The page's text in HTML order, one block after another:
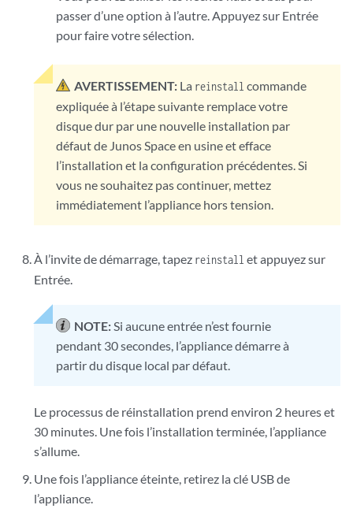
passer d’une option à l’autre. Appuyez sur Entrée
pour faire votre sélection.
AVERTISSEMENT: La reinstall commande
expliquée à l’étape suivante remplace votre
disque dur par une nouvelle installation par
défaut de Junos Space en usine et efface
l’installation et la configuration précédentes. Si
vous ne souhaitez pas continuer, mettez
immédiatement l’appliance hors tension.
À l’invite de démarrage, tapez reinstall et appuyez sur
Entrée.
NOTE:Si aucune entrée n’est fournie
pendant 30 secondes, l’appliance démarre à
partir du disque local par défaut.
Le processus de réinstallation prend environ 2 heures et
30 minutes. Une fois l’installation terminée, l’appliance
s’allume.
Une fois l’appliance éteinte, retirez la clé USB de
l’appliance.